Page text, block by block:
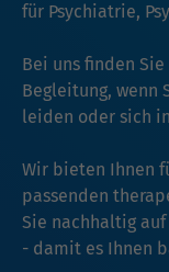
für Psychiatrie,
Bei uns finden
Begleitung, wenn
leiden oder sich
Wir bieten Ihnen
passenden
Sie nachhaltig
- damit es Ihnen